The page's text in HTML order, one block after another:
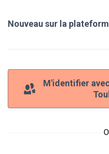
Nouveau sur la
M'identifier